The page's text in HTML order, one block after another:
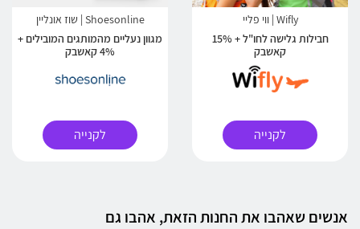
Wifly | ווי פליי
חבילות גלישה לחו"ל + 15%
קאשבק
לקנייה
Shoesonline | שוז אונליין
מגוון נעליים מהמותגים המובילים +
4% קאשבק
לקנייה
אנשים שאהבו את החנות הזאת, אהבו גם